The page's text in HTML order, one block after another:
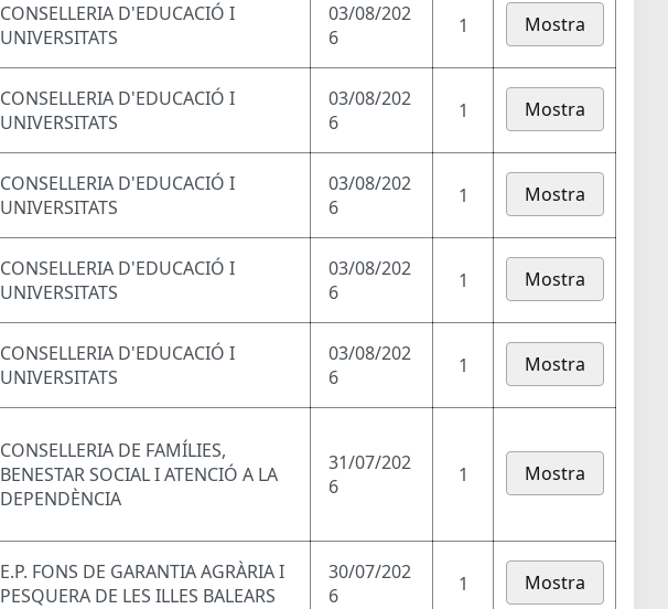
CONSELLERIA D'EDUCACIÓ I
UNIVERSITATS
03/08/202
6
1 Mostra
CONSELLERIA D'EDUCACIÓ I
UNIVERSITATS
03/08/202
6
1 Mostra
CONSELLERIA D'EDUCACIÓ I
UNIVERSITATS
03/08/202
6
1 Mostra
CONSELLERIA D'EDUCACIÓ I
UNIVERSITATS
03/08/202
6
1 Mostra
CONSELLERIA D'EDUCACIÓ I
UNIVERSITATS
03/08/202
6
1 Mostra
CONSELLERIA DE FAMÍLIES,
BENESTAR SOCIAL I ATENCIÓ A LA
DEPENDÈNCIA
31/07/202
6
1 Mostra
E.P. FONS DE GARANTIA AGRÀRIA I
PESQUERA DE LES ILLES BALEARS
30/07/202
6
1 Mostra